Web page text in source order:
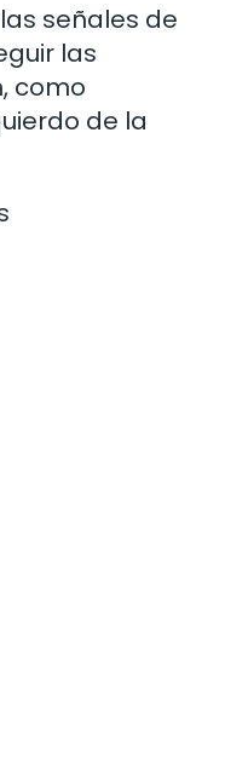
señales de
las
como
de la